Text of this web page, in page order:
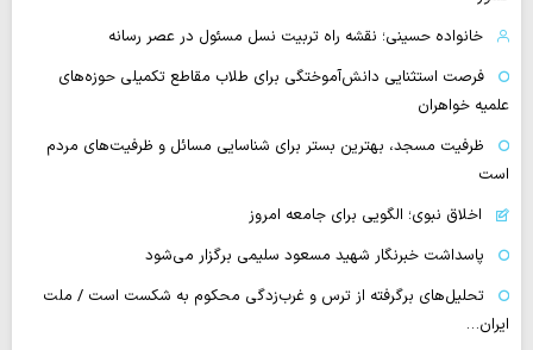
خانواده حسینی؛ نقشه راه تربیت نسل مسئول در عصر رسانه
فرصت استثنایی دانش‌آموختگی برای طلاب مقاطع تکمیلی حوزه‌های
علمیه خواهران
ظرفیت مسجد، بهترین بستر برای شناسایی مسائل و ظرفیت‌های مردم
است
اخلاق نبوی؛ الگویی برای جامعه امروز
پاسداشت خبرنگار شهید مسعود سلیمی برگزار می‌شود
تحلیل‌های برگرفته از ترس و غرب‌زدگی محکوم به شکست است / ملت
ایران…